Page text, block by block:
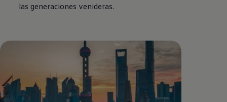
las generaciones venideras.